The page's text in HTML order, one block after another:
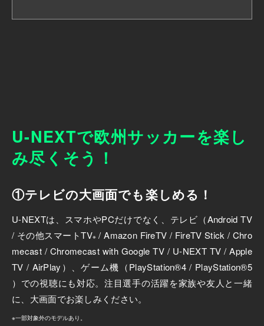
U-NEXTで欧州サッカーを楽し
み尽くそう！
①テレビの大画面でも楽しめる！
U-NEXTは、スマホやPCだけでなく、テレビ（Android TV
/ その他スマートTV※/ Amazon FireTV / FireTV Stick / Chro
mecast / Chromecast with Google TV / U-NEXT TV / Apple
TV / AirPlay）、ゲーム機（PlayStation®4 / PlayStation®5
）での視聴にも対応。注目選手の活躍を家族や友人と一緒
に、大画面でお楽しみください。
※一部対象外のモデルあり。